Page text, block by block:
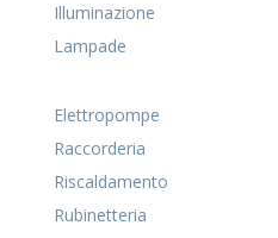
Illuminazione
Lampade
Elettropompe
Raccorderia
Riscaldamento
Rubinetteria